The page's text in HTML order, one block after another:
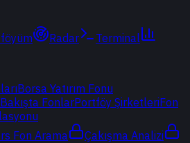
Radar
Terminal
Borsa Yatırım Fonu
FonlarPortföy ŞirketleriFon
Fon Arama
Çakışma Analizi